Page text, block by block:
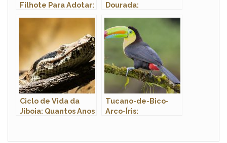
Filhote Para Adotar:
Dourada:
Nome Cientifico e
Fotos
Ciclo de Vida da
Jiboia: Quantos Anos
Tucano-de-Bico-
Arco-Íris: